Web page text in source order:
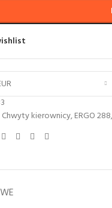
Chwyty kierownicy,ERGO 288,